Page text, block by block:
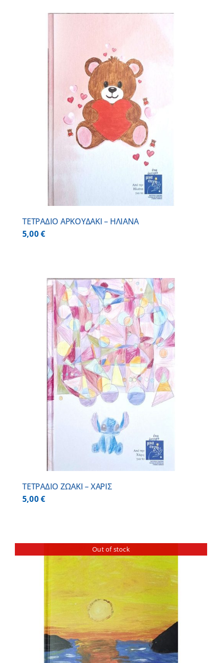
ΤΕΤΡΑΔΙΟ ΑΡΚΟΥΔΑΚΙ – ΗΛΙΑΝΑ
5,00€
ΤΕΤΡΑΔΙΟ ΖΩΑΚΙ – ΧΑΡΙΣ
5,00€
Out of stock